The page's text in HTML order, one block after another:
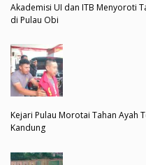
Akademisi UI dan ITB Menyoroti
di Pulau Obi
Kejari Pulau Morotai Tahan Ayah
Kandung